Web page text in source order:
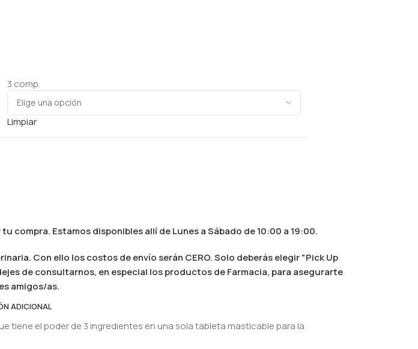
3 comp.
Limpiar
compra. Estamos disponibles allí de Lunes a Sábado de 10:00 a 19:00.
Con ello los costos de envío serán CERO. Solo deberás elegir "Pick Up
de consultarnos, en especial los productos de Farmacia, para asegurarte
amigos/as.
ADICIONAL
tiene el poder de 3 ingredientes en una sola tableta masticable para la